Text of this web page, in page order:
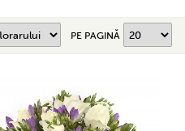
PE PAGINĂ